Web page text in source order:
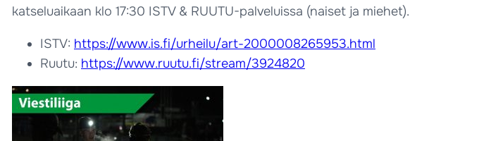
katseluaikaan klo 17:30 ISTV & RUUTU-palveluissa (naiset ja miehet).
ISTV: https://www.is.fi/urheilu/art-2000008265953.html
Ruutu: https://www.ruutu.fi/stream/3924820